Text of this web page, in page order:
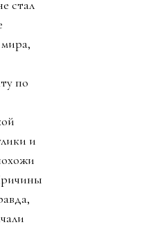
стал
по
и